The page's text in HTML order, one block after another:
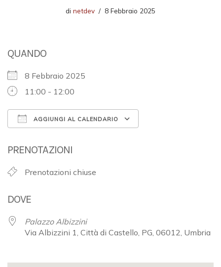
di netdev 8 Febbraio 2025
QUANDO
8 Febbraio 2025
11:00 - 12:00
AGGIUNGI AL CALENDARIO
PRENOTAZIONI
Prenotazioni chiuse
DOVE
Palazzo Albizzini
Via Albizzini 1, Città di Castello, PG, 06012, Umbria